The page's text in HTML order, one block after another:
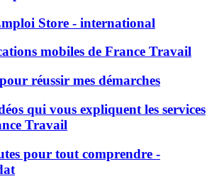
Store - international
mobiles de France Travail
réussir mes démarches
qui vous expliquent les services
Travail
pour tout comprendre -